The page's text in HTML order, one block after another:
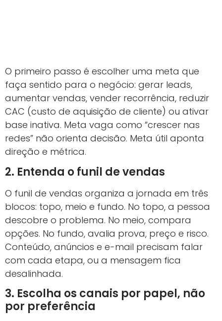
O primeiro passo é escolher uma meta que
faça sentido para o negócio: gerar leads,
aumentar vendas, vender recorrência, reduzir
CAC (custo de aquisição de cliente) ou ativar
base inativa. Meta vaga como “crescer nas
redes” não orienta decisão. Meta útil aponta
direção e métrica.
2. Entenda o funil de vendas
O funil de vendas organiza a jornada em três
blocos: topo, meio e fundo. No topo, a pessoa
descobre o problema. No meio, compara
opções. No fundo, avalia prova, preço e risco.
Conteúdo, anúncios e e-mail precisam falar
com cada etapa, ou a mensagem fica
desalinhada.
3. Escolha os canais por papel, não
por preferência